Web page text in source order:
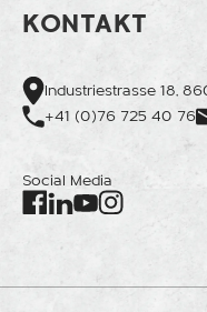
KONTAKT
Industriestrasse 18,
+41 (0)76 725 40 76
Social Media
Facebook
LinkedIn
Youtube
Instagram